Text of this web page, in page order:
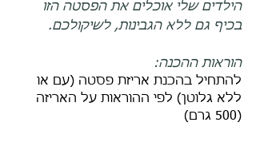
הילדים שלי אוכלים את הפסטה הזו
בכיף גם ללא הגבינות, לשיקולכם.
הוראות ההכנה:
להתחיל בהכנת אריזת פסטה (עם או
ללא גלוטן) לפי ההוראות על האריזה
(500 גרם)